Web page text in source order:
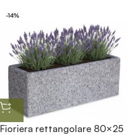
-14%
Fioriera rettangolare 80×25